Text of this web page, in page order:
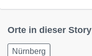
Orte in dieser Story
Nürnberg